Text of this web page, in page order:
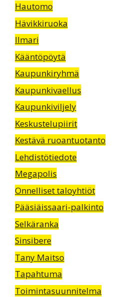
Hautomo
Hävikkiruoka
Ilmari
Kääntöpöytä
Kaupunkiryhmä
Kaupunkivaellus
Kaupunkiviljely
Keskustelupiirit
Kestävä ruoantuotanto
Lehdistötiedote
Megapolis
Onnelliset taloyhtiöt
Pääsiäissaari-palkinto
Selkäranka
Sinsibere
Tany Maitso
Tapahtuma
Toimintasuunnitelma